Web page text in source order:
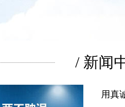
/ 新闻
用真